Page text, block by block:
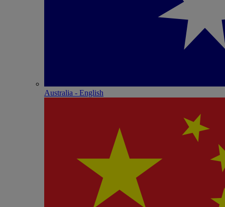
Australia - English